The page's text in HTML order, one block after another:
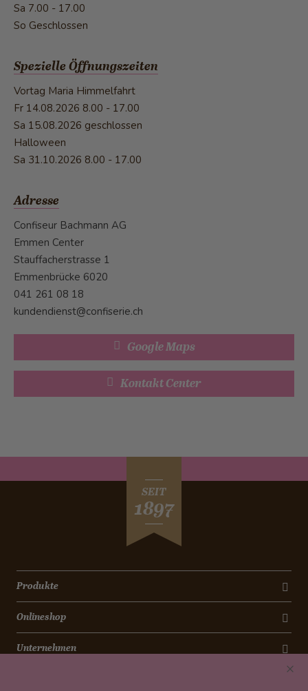
Sa 7.00 - 17.00
So Geschlossen
Spezielle Öffnungszeiten
Vortag Maria Himmelfahrt
Fr 14.08.2026 8.00 - 17.00
Sa 15.08.2026 geschlossen
Halloween
Sa 31.10.2026 8.00 - 17.00
Adresse
Confiseur Bachmann AG
Emmen Center
Stauffacherstrasse 1
Emmenbrücke 6020
041 261 08 18
kundendienst@confiserie.ch
Google Maps
Kontakt Center
SEIT
1897
Produkte
Onlineshop
Unternehmen